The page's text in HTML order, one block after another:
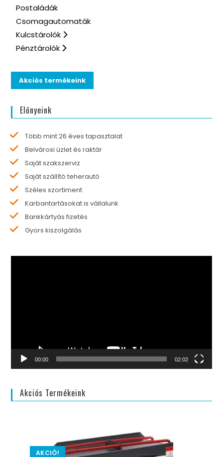
Postaládák
Csomagautomaták
Kulcstárolók
Pénztárolók
Akciós termékeink
Előnyeink
Több mint 26 éves tapasztalat
Belvárosi üzlet és raktár
Saját szakszerviz
Saját szállító teherautó
Széles szortiment
Karbantartásokat is vállalunk
Bankkártyás fizetés
Gyors kiszolgálás
00:00 02:02
Akciós Termékeink
AKCIÓ!